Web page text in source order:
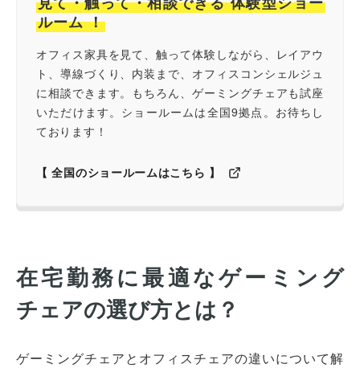
ルーム ！
オフィス家具を見て、触って体験しながら、レイアウ
ト、導線づくり、内装まで、オフィスコンシェルジュ
に相談できます。もちろん、ゲーミングチェアも試座
いただけます。ショールームは全国9拠点。お待ちし
ております！
【 全国のショールームはこちら 】
在宅勤務に最適なゲーミング
チェアの選び方とは？
ゲーミングチェアとオフィスチェアの違いについて解